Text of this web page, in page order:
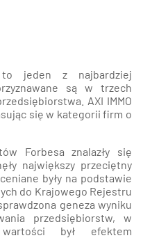
to jeden z najbardziej
są w trzech
AXI IMMO
się w kategorii firm o
Forbesa znalazły się
największy przeciętny
były na podstawie
do Krajowego Rejestru
geneza wyniku
przedsiębiorstw, w
był efektem